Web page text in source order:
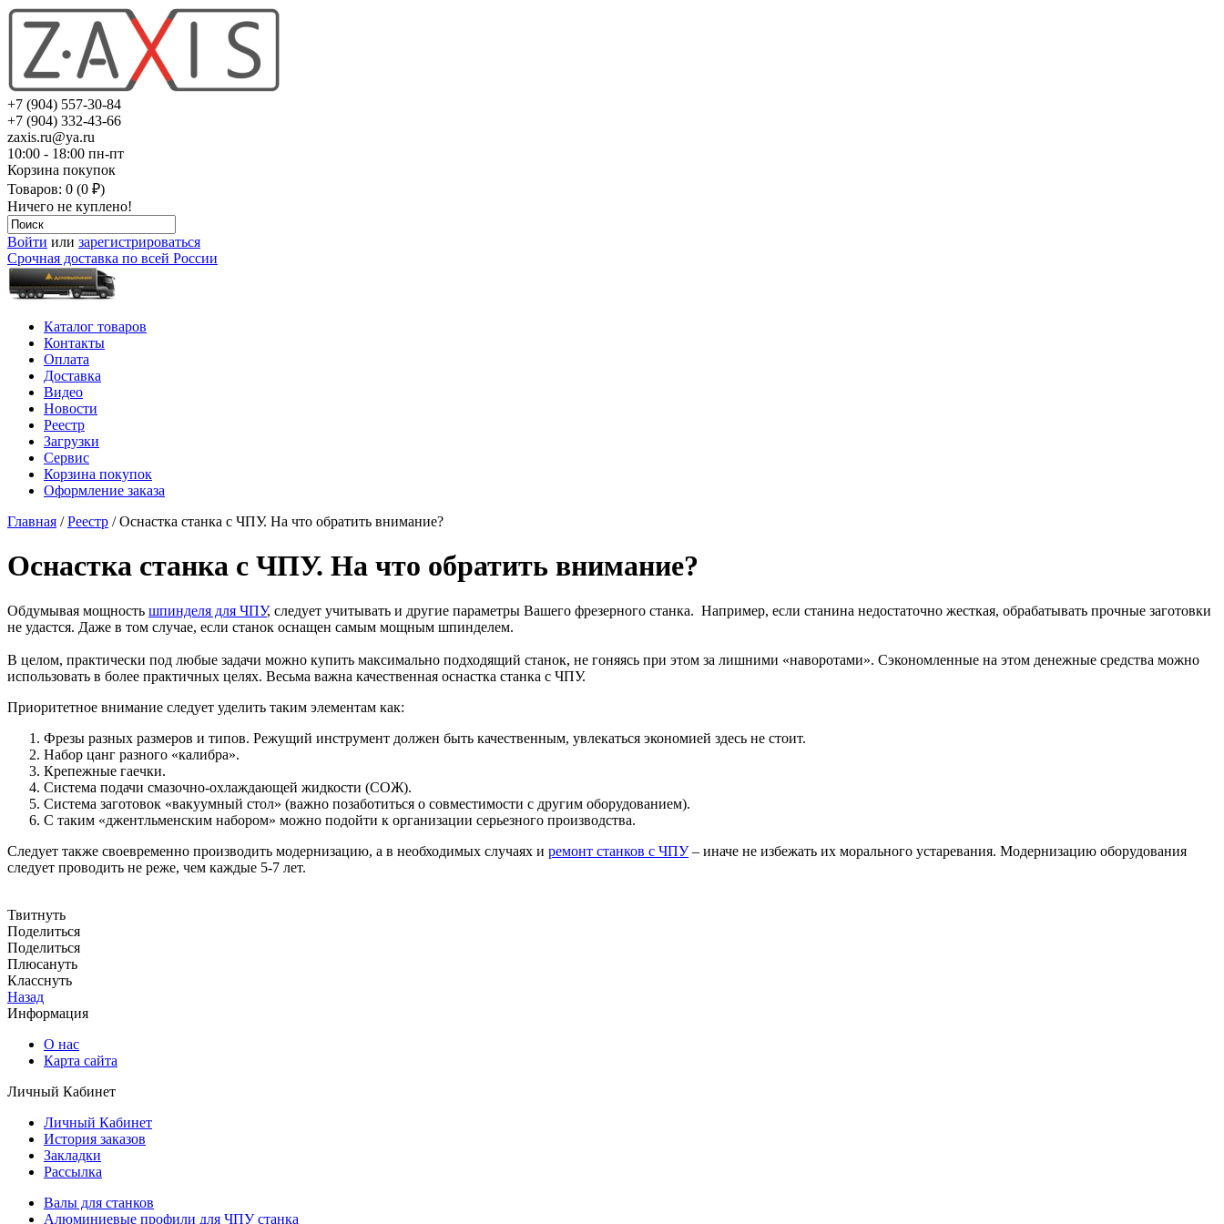
+7 (904) 557-30-84
+7 (904) 332-43-66
zaxis.ru@ya.ru
10:00 - 18:00 пн-пт
Корзина покупок
Товаров: 0 (0 ₽)
Ничего не куплено!
Войти или зарегистрироваться
Срочная доставка по всей России
Каталог товаров
Контакты
Оплата
Доставка
Видео
Новости
Реестр
Загрузки
Сервис
Корзина покупок
Оформление заказа
Главная /Реестр / Оснастка станка с ЧПУ. На что обратить внимание?
Оснастка станка с ЧПУ. На что обратить внимание?
Обдумывая мощность шпинделя для ЧПУ, следует учитывать и другие параметры Вашего фрезерного станка. Например, если станина недостаточно жесткая, обрабатывать прочные заготовки
не удастся. Даже в том случае, если станок оснащен самым мощным шпинделем.
В целом, практически под любые задачи можно купить максимально подходящий станок, не гоняясь при этом за лишними «наворотами». Сэкономленные на этом денежные средства можно
использовать в более практичных целях. Весьма важна качественная оснастка станка с ЧПУ.
Приоритетное внимание следует уделить таким элементам как:
Фрезы разных размеров и типов. Режущий инструмент должен быть качественным, увлекаться экономией здесь не стоит.
Набор цанг разного «калибра».
Крепежные гаечки.
Система подачи смазочно-охлаждающей жидкости (СОЖ).
Система заготовок «вакуумный стол» (важно позаботиться о совместимости с другим оборудованием).
С таким «джентльменским набором» можно подойти к организации серьезного производства.
Следует также своевременно производить модернизацию, а в необходимых случаях и ремонт станков с ЧПУ– иначе не избежать их морального устаревания. Модернизацию оборудования
следует проводить не реже, чем каждые 5-7 лет.
Твитнуть
Поделиться
Поделиться
Плюсануть
Класснуть
Назад
Информация
О нас
Карта сайта
Личный Кабинет
Личный Кабинет
История заказов
Закладки
Рассылка
Валы для станков
Алюминиевые профили для ЧПУ станка